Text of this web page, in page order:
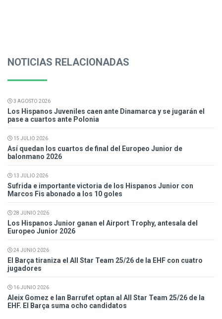
NOTICIAS RELACIONADAS
3 AGOSTO 2026
Los Hispanos Juveniles caen ante Dinamarca y se jugarán el
pase a cuartos ante Polonia
15 JULIO 2026
Así quedan los cuartos de final del Europeo Junior de
balonmano 2026
13 JULIO 2026
Sufrida e importante victoria de los Hispanos Junior con
Marcos Fis abonado a los 10 goles
28 JUNIO 2026
Los Hispanos Junior ganan el Airport Trophy, antesala del
Europeo Junior 2026
24 JUNIO 2026
El Barça tiraniza el All Star Team 25/26 de la EHF con cuatro
jugadores
16 JUNIO 2026
Aleix Gomez e Ian Barrufet optan al All Star Team 25/26 de la
EHF. El Barça suma ocho candidatos